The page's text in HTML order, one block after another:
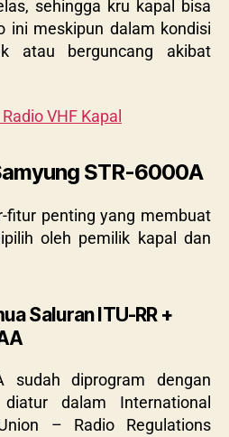
sehingga kru kapal bisa
ini meskipun dalam kondisi
atau berguncang akibat
VHF Kapal
STR-6000A
fitur penting yang membuat
oleh pemilik kapal dan
Saluran ITU-RR +
sudah diprogram dengan
dalam International
– Radio Regulations